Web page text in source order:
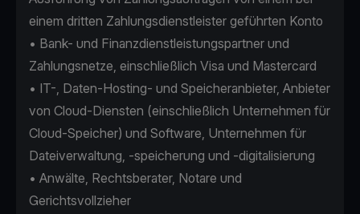
einem dritten Zahlungsdienstleister geführten Konto
• Bank- und Finanzdienstleistungspartner und
Zahlungsnetze, einschließlich Visa und Mastercard
• IT-, Daten-Hosting- und Speicheranbieter, Anbieter
von Cloud-Diensten (einschließlich Unternehmen für
Cloud-Speicher) und Software, Unternehmen für
Dateiverwaltung, -speicherung und -digitalisierung
• Anwälte, Rechtsberater, Notare und
Gerichtsvollzieher